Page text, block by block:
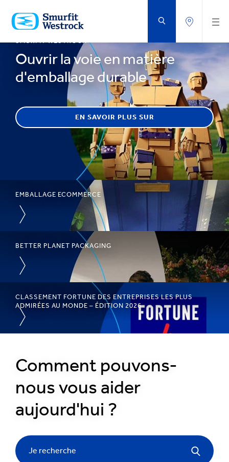
AU
CONTENU
PRINCIPAL
SMURFIT WESTROCK
Ouvrir la voie en matière
d'emballage durable
EN SAVOIR PLUS SUR
EMBALLAGE ECOMMERCE
BETTER PLANET PACKAGING
CLASSEMENT FORTUNE DES ENTREPRISES LES PLUS
ADMIRÉES AU MONDE – ÉDITION 2026
Ouvrir
matière
durable
Comment pouvons-
nous vous aider
aujourd'hui ?
Je recherche